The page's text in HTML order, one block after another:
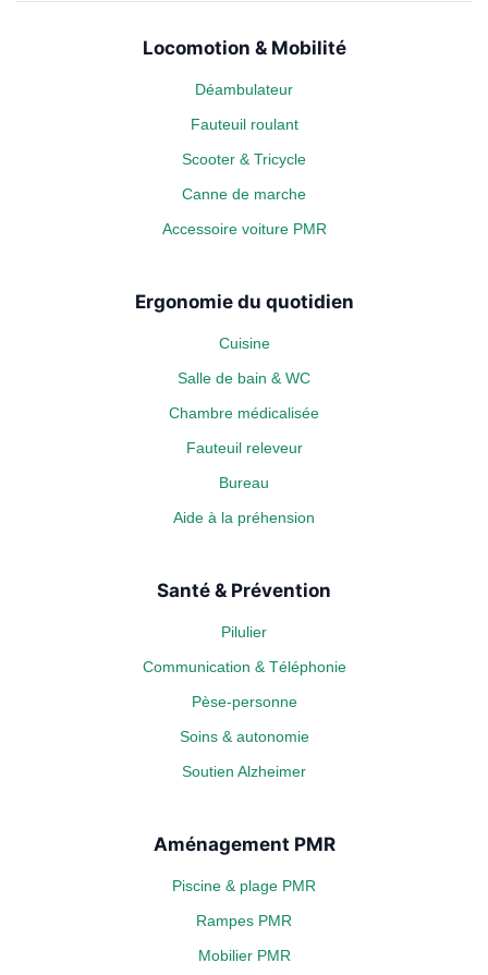
Locomotion & Mobilité
Déambulateur
Fauteuil roulant
Scooter & Tricycle
Canne de marche
Accessoire voiture PMR
Ergonomie du quotidien
Cuisine
Salle de bain & WC
Chambre médicalisée
Fauteuil releveur
Bureau
Aide à la préhension
Santé & Prévention
Pilulier
Communication & Téléphonie
Pèse-personne
Soins & autonomie
Soutien Alzheimer
Aménagement PMR
Piscine & plage PMR
Rampes PMR
Mobilier PMR